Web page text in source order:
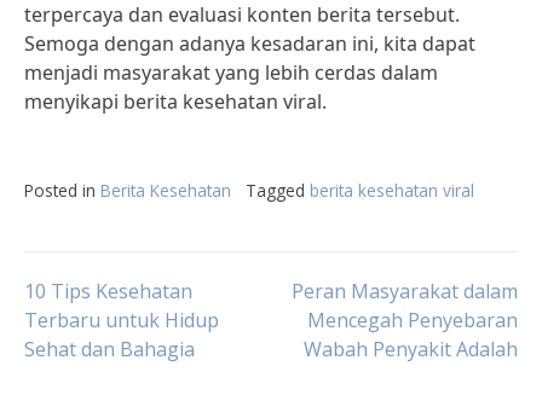
terpercaya dan evaluasi konten berita tersebut.
Semoga dengan adanya kesadaran ini, kita dapat
menjadi masyarakat yang lebih cerdas dalam
menyikapi berita kesehatan viral.
Posted in Berita Kesehatan Tagged berita kesehatan viral
Post
navigation
10 Tips Kesehatan
Terbaru untuk Hidup
Sehat dan Bahagia
Peran Masyarakat dalam
Mencegah Penyebaran
Wabah Penyakit Adalah